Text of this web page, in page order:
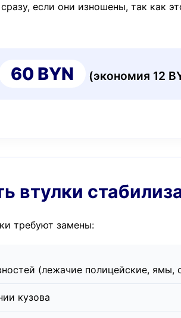
если они изношены, так как
60 BYN (экономия 12
втулки
требуют замены:
(лежачие полицейские, ямы,
кузова